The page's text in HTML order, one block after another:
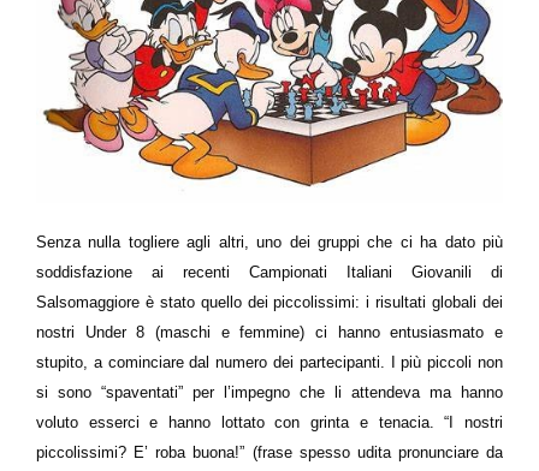
Senza nulla togliere agli altri, uno dei gruppi che ci ha dato più
soddisfazione ai recenti Campionati Italiani Giovanili di
Salsomaggiore è stato quello dei piccolissimi: i risultati globali dei
nostri Under 8 (maschi e femmine) ci hanno entusiasmato e
stupito, a cominciare dal numero dei partecipanti. I più piccoli non
si sono “spaventati” per l’impegno che li attendeva ma hanno
voluto esserci e hanno lottato con grinta e tenacia. “I nostri
piccolissimi? E’ roba buona!” (frase spesso udita pronunciare da